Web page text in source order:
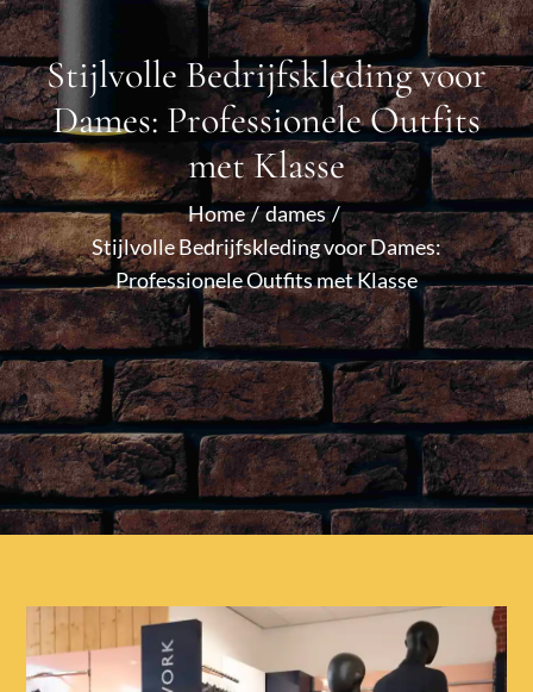
Stijlvolle Bedrijfskleding voor
Dames: Professionele Outfits
met Klasse
Home
dames
Stijlvolle Bedrijfskleding voor Dames:
Professionele Outfits met Klasse